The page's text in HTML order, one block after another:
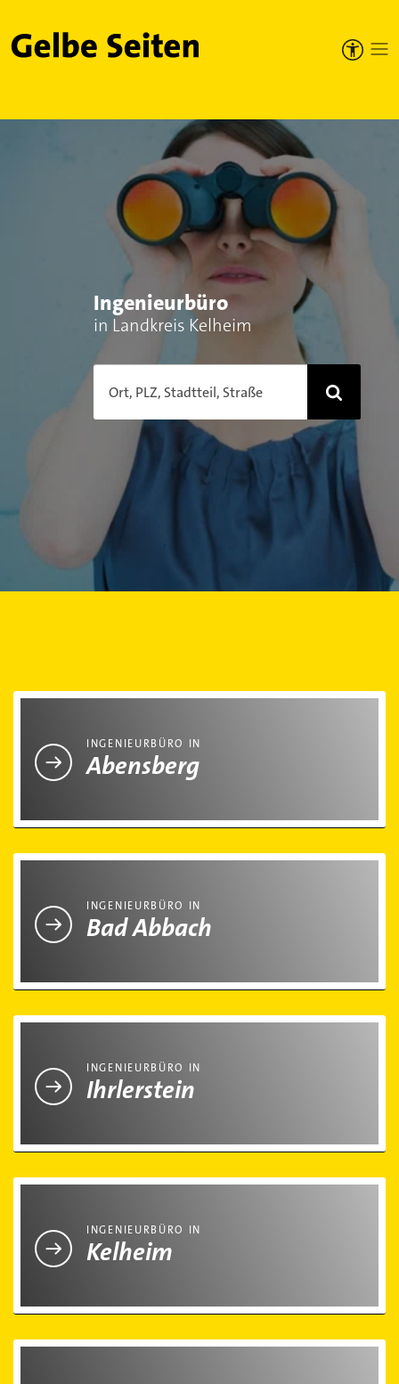
Gelbe Seiten
Ingenieurbüro
in Landkreis Kelheim
Ort, PLZ, Stadtteil, Straße
INGENIEURBÜRO IN
Abensberg
INGENIEURBÜRO IN
Bad Abbach
INGENIEURBÜRO IN
Ihrlerstein
INGENIEURBÜRO IN
Kelheim